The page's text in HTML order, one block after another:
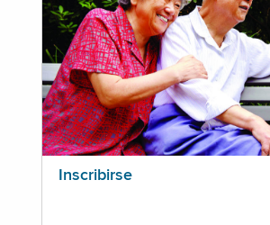
Inscribirse